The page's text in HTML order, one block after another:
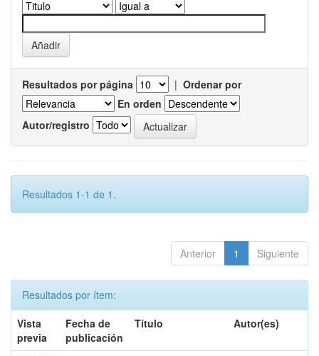
Resultados por página | Ordenar por
En orden
Autor/registro
Resultados 1-1 de 1.
Anterior 1 Siguiente
Resultados por ítem:
Vista
previa
Fecha de
publicación
Título Autor(es)